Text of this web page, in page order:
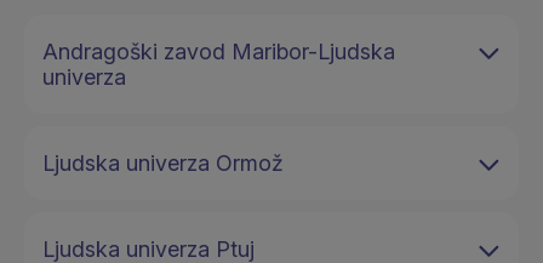
Andragoški zavod Maribor-Ljudska
univerza
Ljudska univerza Ormož
Ljudska univerza Ptuj